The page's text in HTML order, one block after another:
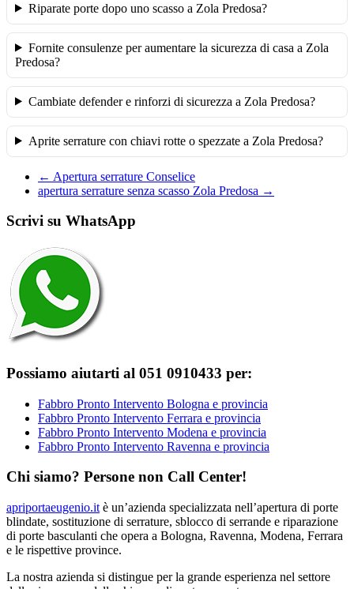
Riparate porte dopo uno scasso a Zola Predosa?
Fornite consulenze per aumentare la sicurezza di casa a Zola
Predosa?
Cambiate defender e rinforzi di sicurezza a Zola Predosa?
Aprite serrature con chiavi rotte o spezzate a Zola Predosa?
← Apertura serrature Conselice
apertura serrature senza scasso Zola Predosa →
Scrivi su WhatsApp
Possiamo aiutarti al 051 0910433 per:
Fabbro Pronto Intervento Bologna e provincia
Fabbro Pronto Intervento Ferrara e provincia
Fabbro Pronto Intervento Modena e provincia
Fabbro Pronto Intervento Ravenna e provincia
Chi siamo? Persone non Call Center!
apriportaeugenio.it è un’azienda specializzata nell’apertura di porte
blindate, sostituzione di serrature, sblocco di serrande e riparazione
di porte basculanti che opera a Bologna, Ravenna, Modena, Ferrara
e le rispettive province.
La nostra azienda si distingue per la grande esperienza nel settore